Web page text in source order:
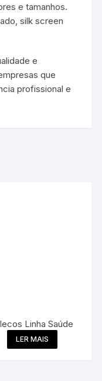
e tamanhos.
silk screen
e
que
profissional e
Linha Saúde
LER MAIS